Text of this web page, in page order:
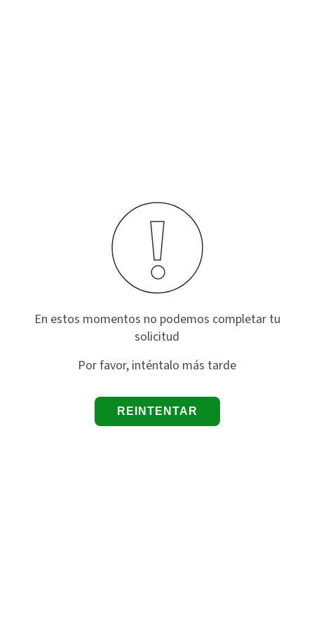
En estos momentos no podemos completar tu
solicitud
Por favor, inténtalo más tarde
REINTENTAR